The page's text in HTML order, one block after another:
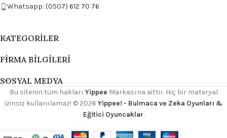
Whatsapp: (0507) 612 70 76
KATEGORILER
FIRMA BILGILERI
SOSYAL MEDYA
Bu sitenin tüm hakları Yippee Markasına aittir. Hiç bir materyal
izinsiz kullanılamaz! © 2026 Yippee! - Bulmaca ve Zeka Oyunları &
Eğitici Oyuncaklar.